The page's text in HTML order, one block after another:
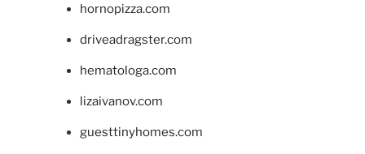
hornopizza.com
driveadragster.com
hematologa.com
lizaivanov.com
guesttinyhomes.com